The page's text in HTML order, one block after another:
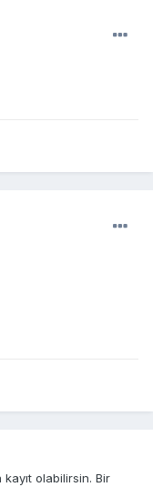
olabilirsin. Bir